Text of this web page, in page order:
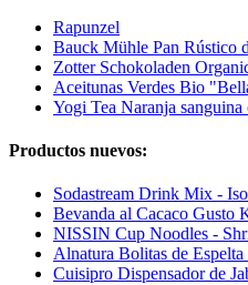
Rapunzel
Bauck Mühle Pan Rústico
Zotter Schokoladen
Aceitunas Verdes Bio
Yogi Tea Naranja sanguina
Productos nuevos:
Sodastream Drink Mix -
Bevanda al Cacaco Gusto
NISSIN Cup Noodles -
Alnatura Bolitas de
Cuisipro Dispensador de